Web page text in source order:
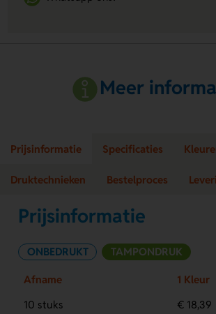
Meer
Prijsinformatie Specificaties
Druktechnieken Bestelproces
Prijsinformatie
ONBEDRUKT TAMPONDRUK
Afname
1 Kleur
10 stuks
€ 18,39